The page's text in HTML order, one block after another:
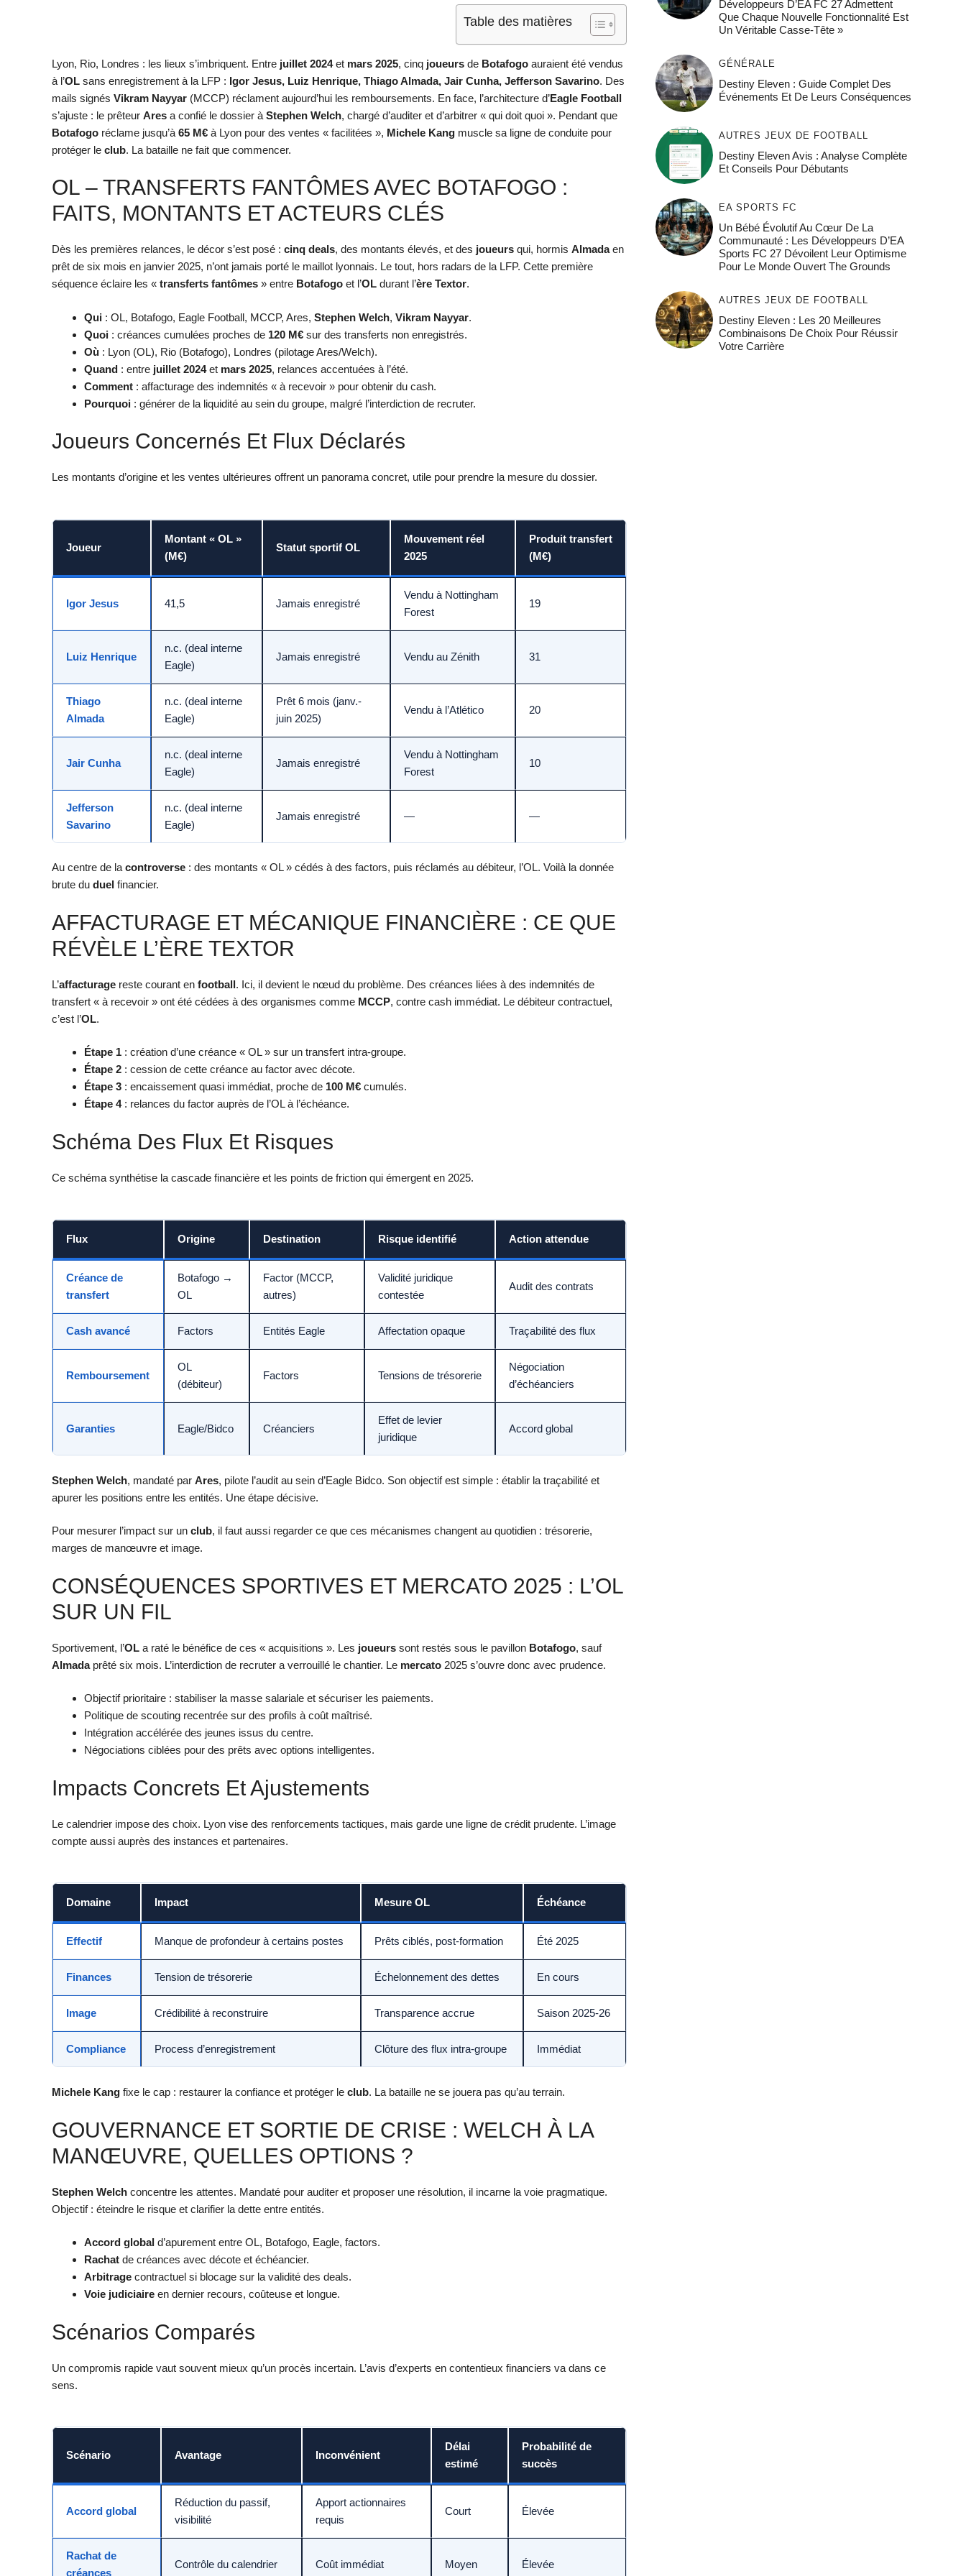
Table des matières
Lyon, Rio, Londres : les lieux s’imbriquent. Entre juillet 2024et mars 2025, cinq joueurs de Botafogo auraient été vendus
à l’OL sans enregistrement à la LFP : Igor Jesus, Luiz Henrique, Thiago Almada, Jair Cunha, Jefferson Savarino. Des
mails signés Vikram Nayyar (MCCP) réclament aujourd’hui les remboursements. En face, l’architecture d’Eagle Football
s’ajuste : le prêteur Ares a confié le dossier à Stephen Welch, chargé d’auditer et d’arbitrer « qui doit quoi ». Pendant que
Botafogo réclame jusqu’à 65 M€ à Lyon pour des ventes « facilitées », Michele Kang muscle sa ligne de conduite pour
protéger le club. La bataille ne fait que commencer.
OL – TRANSFERTS FANTÔMES AVEC BOTAFOGO :
FAITS, MONTANTS ET ACTEURS CLÉS
Dès les premières relances, le décor s’est posé : cinq deals, des montants élevés, et des joueurs qui, hormis Almadaen
prêt de six mois en janvier 2025, n’ont jamais porté le maillot lyonnais. Le tout, hors radars de la LFP. Cette première
séquence éclaire les « transferts fantômes » entre Botafogo et l’OL durant l’ère Textor.
Qui : OL, Botafogo, Eagle Football, MCCP, Ares, Stephen Welch, Vikram Nayyar.
Quoi : créances cumulées proches de 120 M€ sur des transferts non enregistrés.
Où : Lyon (OL), Rio (Botafogo), Londres (pilotage Ares/Welch).
Quand : entre juillet 2024et mars 2025, relances accentuées à l’été.
Comment : affacturage des indemnités « à recevoir » pour obtenir du cash.
Pourquoi : générer de la liquidité au sein du groupe, malgré l’interdiction de recruter.
Joueurs Concernés Et Flux Déclarés
Les montants d’origine et les ventes ultérieures offrent un panorama concret, utile pour prendre la mesure du dossier.
Joueur
Montant « OL »
(M€)
Statut sportif OL
Mouvement réel
2025
Produit transfert
(M€)
Igor Jesus 41,5 Jamais enregistré
Vendu à Nottingham
Forest
19
Luiz Henrique
n.c. (deal interne
Eagle)
Jamais enregistré Vendu au Zénith 31
Thiago
Almada
n.c. (deal interne
Eagle)
Prêt 6 mois (janv.-
juin 2025)
Vendu à l’Atlético 20
Jair Cunha
n.c. (deal interne
Eagle)
Jamais enregistré
Vendu à Nottingham
Forest
10
Jefferson
Savarino
n.c. (deal interne
Eagle)
Jamais enregistré — —
Au centre de la controverse : des montants « OL » cédés à des factors, puis réclamés au débiteur, l’OL. Voilà la donnée
brute du duel financier.
AFFACTURAGE ET MÉCANIQUE FINANCIÈRE : CE QUE
RÉVÈLE L’ÈRE TEXTOR
L’affacturage reste courant en football. Ici, il devient le nœud du problème. Des créances liées à des indemnités de
transfert « à recevoir » ont été cédées à des organismes comme MCCP, contre cash immédiat. Le débiteur contractuel,
c’est l’OL.
Étape 1 : création d’une créance « OL » sur un transfert intra-groupe.
Étape 2 : cession de cette créance au factor avec décote.
Étape 3 : encaissement quasi immédiat, proche de 100 M€ cumulés.
Étape 4: relances du factor auprès de l’OL à l’échéance.
Schéma Des Flux Et Risques
Ce schéma synthétise la cascade financière et les points de friction qui émergent en 2025.
Flux Origine Destination Risque identifié Action attendue
Créance de
transfert
Botafogo →
OL
Factor (MCCP,
autres)
Validité juridique
contestée
Audit des contrats
Cash avancé Factors Entités Eagle Affectation opaque Traçabilité des flux
Remboursement
OL
(débiteur)
Factors Tensions de trésorerie
Négociation
d’échéanciers
Garanties Eagle/Bidco Créanciers
Effet de levier
juridique
Accord global
Stephen Welch, mandaté par Ares, pilote l’audit au sein d’Eagle Bidco. Son objectif est simple : établir la traçabilité et
apurer les positions entre les entités. Une étape décisive.
Pour mesurer l’impact sur un club, il faut aussi regarder ce que ces mécanismes changent au quotidien : trésorerie,
marges de manœuvre et image.
CONSÉQUENCES SPORTIVES ET MERCATO 2025 : L’OL
SUR UN FIL
Sportivement, l’OL a raté le bénéfice de ces « acquisitions ». Les joueurs sont restés sous le pavillon Botafogo, sauf
Almadaprêté six mois. L’interdiction de recruter a verrouillé le chantier. Le mercato 2025 s’ouvre donc avec prudence.
Objectif prioritaire : stabiliser la masse salariale et sécuriser les paiements.
Politique de scouting recentrée sur des profils à coût maîtrisé.
Intégration accélérée des jeunes issus du centre.
Négociations ciblées pour des prêts avec options intelligentes.
Impacts Concrets Et Ajustements
Le calendrier impose des choix. Lyon vise des renforcements tactiques, mais garde une ligne de crédit prudente. L’image
compte aussi auprès des instances et partenaires.
Domaine Impact Mesure OL Échéance
Effectif Manque de profondeur à certains postes Prêts ciblés, post-formation Été 2025
Finances Tension de trésorerie Échelonnement des dettes En cours
Image Crédibilité à reconstruire Transparence accrue Saison 2025-26
Compliance Process d’enregistrement Clôture des flux intra-groupe Immédiat
Michele Kang fixe le cap : restaurer la confiance et protéger le club. La bataille ne se jouera pas qu’au terrain.
GOUVERNANCE ET SORTIE DE CRISE : WELCH À LA
MANŒUVRE, QUELLES OPTIONS ?
Stephen Welch concentre les attentes. Mandaté pour auditer et proposer une résolution, il incarne la voie pragmatique.
Objectif : éteindre le risque et clarifier la dette entre entités.
Accord global d’apurement entre OL, Botafogo, Eagle, factors.
Rachat de créances avec décote et échéancier.
Arbitrage contractuel si blocage sur la validité des deals.
Voie judiciaire en dernier recours, coûteuse et longue.
Scénarios Comparés
Un compromis rapide vaut souvent mieux qu’un procès incertain. L’avis d’experts en contentieux financiers va dans ce
sens.
Scénario Avantage Inconvénient
Délai
estimé
Probabilité de
succès
Accord global
Réduction du passif,
visibilité
Apport actionnaires
requis
Court Élevée
Rachat de
créances
Contrôle du calendrier Coût immédiat Moyen Élevée
Développeurs D’EA FC 27 Admettent
Que Chaque Nouvelle Fonctionnalité Est
Un Véritable Casse-Tête »
GÉNÉRALE
Destiny Eleven : Guide Complet Des
Événements Et De Leurs Conséquences
AUTRES JEUX DE FOOTBALL
Destiny Eleven Avis : Analyse Complète
Et Conseils Pour Débutants
EA SPORTS FC
Un Bébé Évolutif Au Cœur De La
Communauté : Les Développeurs D’EA
Sports FC 27 Dévoilent Leur Optimisme
Pour Le Monde Ouvert The Grounds
AUTRES JEUX DE FOOTBALL
Destiny Eleven : Les 20 Meilleures
Combinaisons De Choix Pour Réussir
Votre Carrière